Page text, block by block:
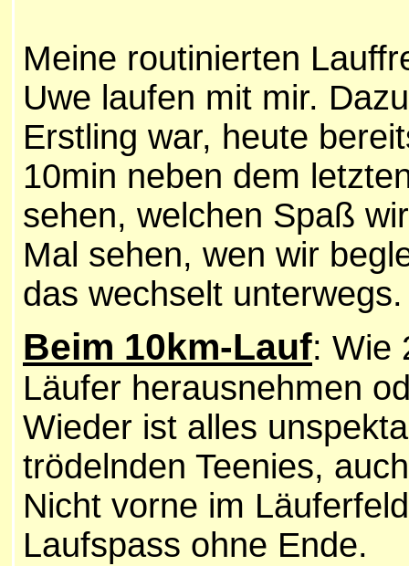
Meine routinierten
Uwe laufen mit mir.
Erstling war, heute
10min neben dem
sehen, welchen Spaß
Mal sehen, wen wir
das wechselt unterwegs.
Beim 10km-Lauf: Wie
Läufer herausnehmen
Wieder ist alles
trödelnden Teenies,
Nicht vorne im
Laufspass ohne Ende.